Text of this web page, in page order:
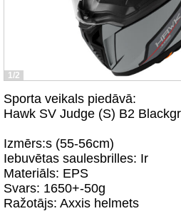
1/2
Sporta veikals piedāvā:
Hawk SV Judge (S) B2
Izmērs:s (55-56cm)
Iebuvētas saulesbrilles: Ir
Materiāls: EPS
Svars: 1650+-50g
Ražotājs: Axxis helmets